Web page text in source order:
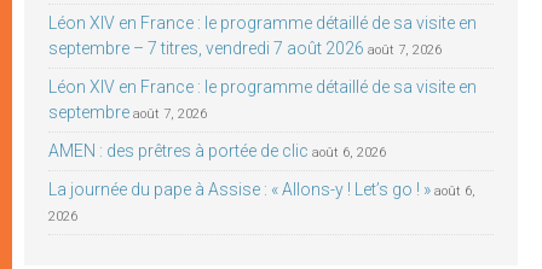
Léon XIV en France : le programme détaillé de sa visite en
septembre – 7 titres, vendredi 7 août 2026 août 7, 2026
Léon XIV en France : le programme détaillé de sa visite en
septembre août 7, 2026
AMEN : des prêtres à portée de clic août 6, 2026
La journée du pape à Assise : « Allons-y ! Let’s go ! » août 6,
2026